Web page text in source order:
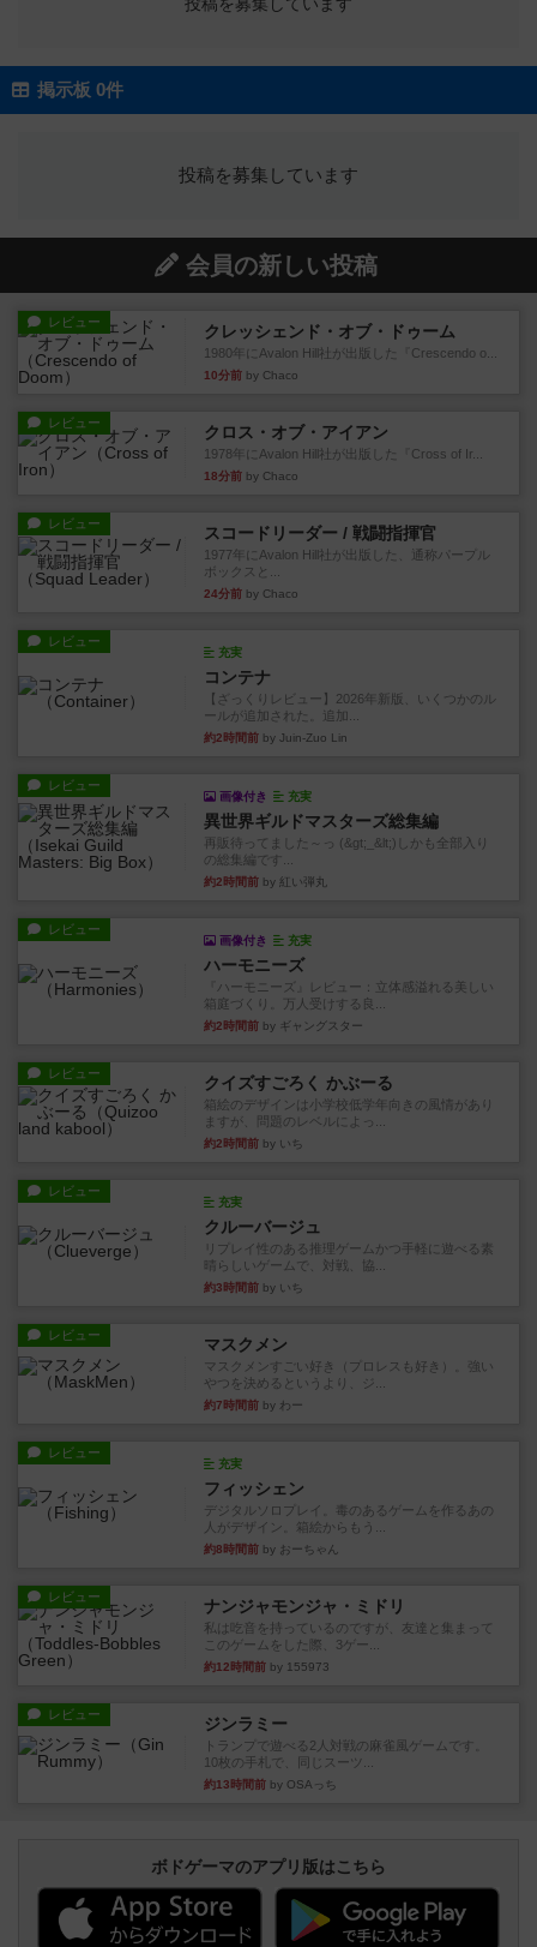
掲示板 0件
投稿を募集しています
会員の新しい投稿
レビュー クレッシェンド・オブ・ドゥーム
1980年にAvalon Hill社が出版した『Crescendo o...
10分前 by Chaco
レビュー クロス・オブ・アイアン
1978年にAvalon Hill社が出版した『Cross of Ir...
18分前 by Chaco
レビュー スコードリーダー / 戦闘指揮官
1977年にAvalon Hill社が出版した、通称パープル
ボックスと...
24分前 by Chaco
レビュー
充実
コンテナ
【ざっくりレビュー】2026年新版、いくつかのル
ールが追加された。追加...
約2時間前 by Juin-Zuo Lin
レビュー
画像付き 充実
異世界ギルドマスターズ総集編
再販待ってました～っ (&gt;_&lt;)しかも全部入り
の総集編です...
約2時間前 by 紅い弾丸
レビュー
画像付き 充実
ハーモニーズ
『ハーモニーズ』レビュー：立体感溢れる美しい
箱庭づくり。万人受けする良...
約2時間前 by ギャングスター
レビュー クイズすごろく かぶーる
箱絵のデザインは小学校低学年向きの風情があり
ますが、問題のレベルによっ...
約2時間前 by いち
レビュー
充実
クルーバージュ
リプレイ性のある推理ゲームかつ手軽に遊べる素
晴らしいゲームで、対戦、協...
約3時間前 by いち
レビュー マスクメン
マスクメンすごい好き（プロレスも好き）。強い
やつを決めるというより、ジ...
約7時間前 by わー
レビュー
充実
フィッシェン
デジタルソロプレイ。毒のあるゲームを作るあの
人がデザイン。箱絵からもう...
約8時間前 by おーちゃん
レビュー ナンジャモンジャ・ミドリ
私は吃音を持っているのですが、友達と集まって
このゲームをした際、3ゲー...
約12時間前 by 155973
レビュー ジンラミー
トランプで遊べる2人対戦の麻雀風ゲームです。
10枚の手札で、同じスーツ...
約13時間前 by OSAっち
ボドゲーマのアプリ版はこちら